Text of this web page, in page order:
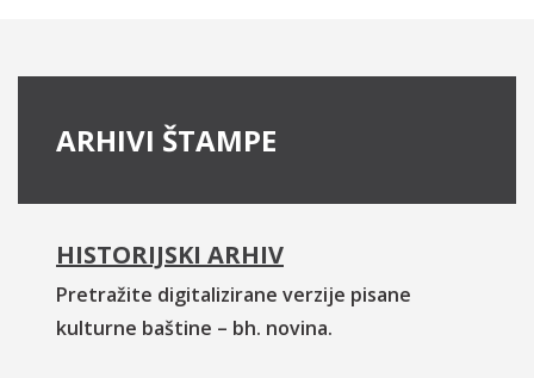
ARHIVI ŠTAMPE
HISTORIJSKI ARHIV
Pretražite digitalizirane verzije pisane
kulturne baštine – bh. novina.